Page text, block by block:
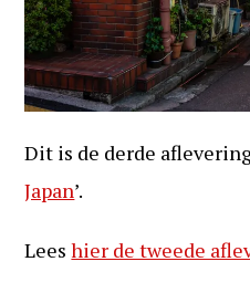
Dit is de derde
Japan’.
Leeshier de tweede